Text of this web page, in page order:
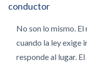
conductor
No son lo mismo.
cuando la ley exige
responde al lugar.